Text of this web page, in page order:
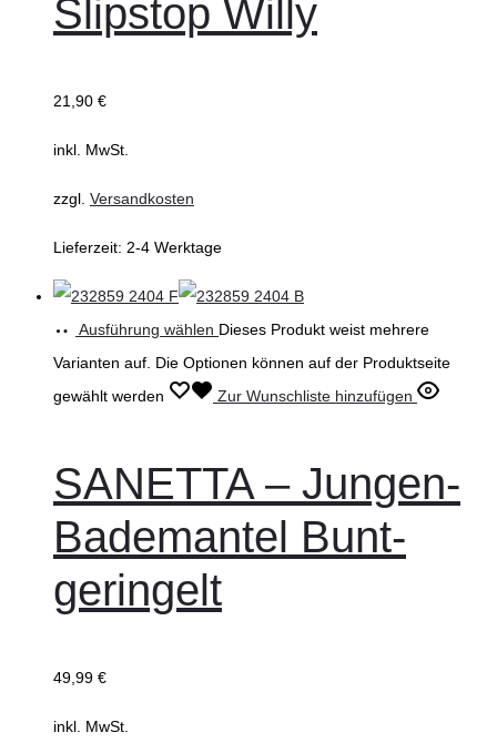
Slipstop Willy
21,90 €
inkl. MwSt.
zzgl. Versandkosten
Lieferzeit: 2-4 Werktage
Ausführung wählen Dieses Produkt weist mehrere
Varianten auf. Die Optionen können auf der Produktseite
gewählt werden
Zur Wunschliste hinzufügen
SANETTA – Jungen-
Bademantel Bunt-
geringelt
49,99 €
inkl. MwSt.